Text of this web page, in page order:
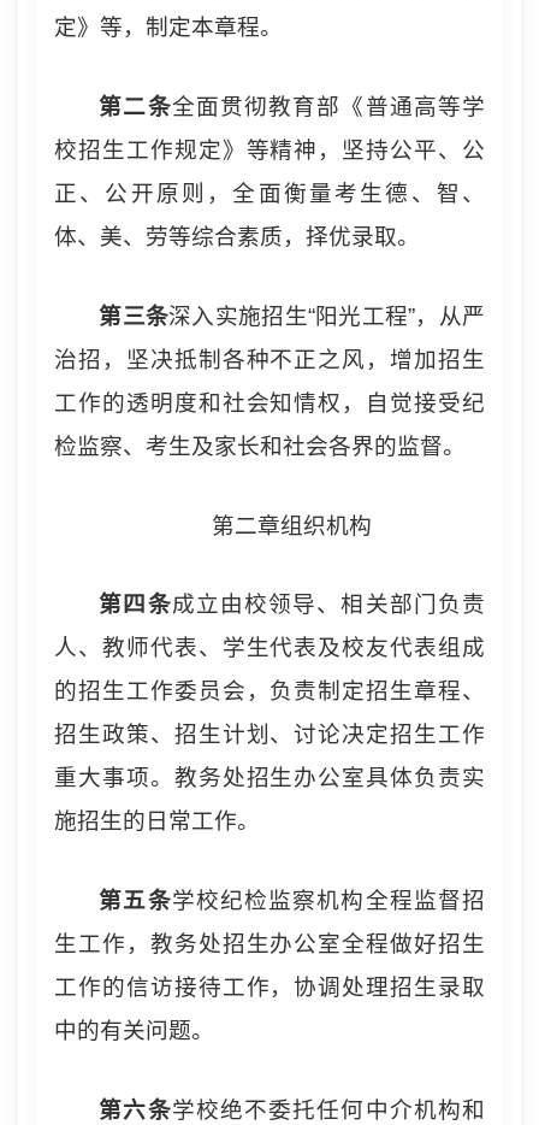
定》等，制定本章程。
第二条全面贯彻教育部《普通高等学
校招生工作规定》等精神，坚持公平、公
正、公开原则，全面衡量考生德、智、
体、美、劳等综合素质，择优录取。
第三条深入实施招生“阳光工程”，从严
治招，坚决抵制各种不正之风，增加招生
工作的透明度和社会知情权，自觉接受纪
检监察、考生及家长和社会各界的监督。
第二章组织机构
第四条成立由校领导、相关部门负责
人、教师代表、学生代表及校友代表组成
的招生工作委员会，负责制定招生章程、
招生政策、招生计划、讨论决定招生工作
重大事项。教务处招生办公室具体负责实
施招生的日常工作。
第五条学校纪检监察机构全程监督招
生工作，教务处招生办公室全程做好招生
工作的信访接待工作，协调处理招生录取
中的有关问题。
第六条学校绝不委托任何中介机构和